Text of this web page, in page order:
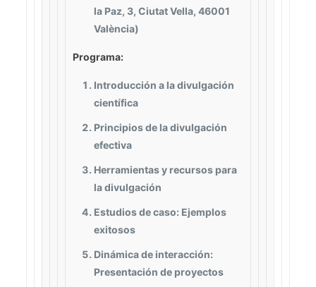
la Paz, 3, Ciutat Vella, 46001
València)
Programa:
Introducción a la divulgación
científica
Principios de la divulgación
efectiva
Herramientas y recursos para
la divulgación
Estudios de caso: Ejemplos
exitosos
Dinámica de interacción:
Presentación de proyectos